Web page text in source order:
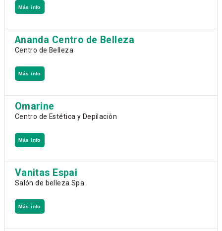
Más info
Ananda Centro de Belleza
Centro de Belleza
Más info
Ômarine
Centro de Estética y Depilación
Más info
Vanitas Espai
Salón de belleza Spa
Más info